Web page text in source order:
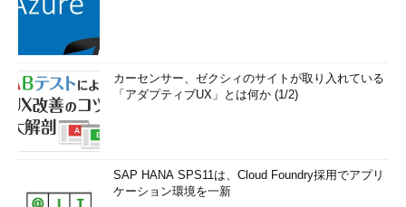
カーセンサー、ゼクシィのサイトが取り入れている
「アダプティブUX」とは何か (1/2)
SAP HANA SPS11は、Cloud Foundry採用でアプリ
ケーション環境を一新